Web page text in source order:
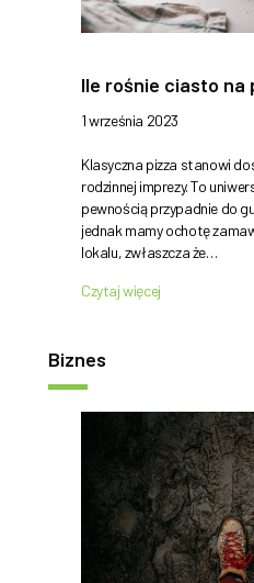
Ile rośnie ciasto na
1 września 2023
Klasyczna pizza stanowi
rodzinnej imprezy. To
pewnością przypadnie do
jednak mamy ochotę
lokalu, zwłaszcza że…
Czytaj więcej
Biznes